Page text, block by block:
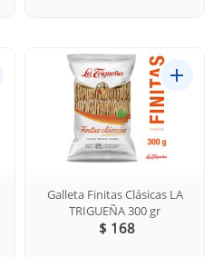
Galleta Finitas Clásicas LA
TRIGUEÑA 300 gr
$ 168